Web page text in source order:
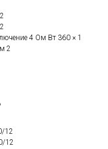
4 Oм Вт 360 × 1
2
12
12